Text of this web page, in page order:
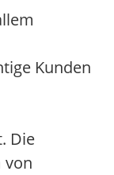
Kunden
Die
von